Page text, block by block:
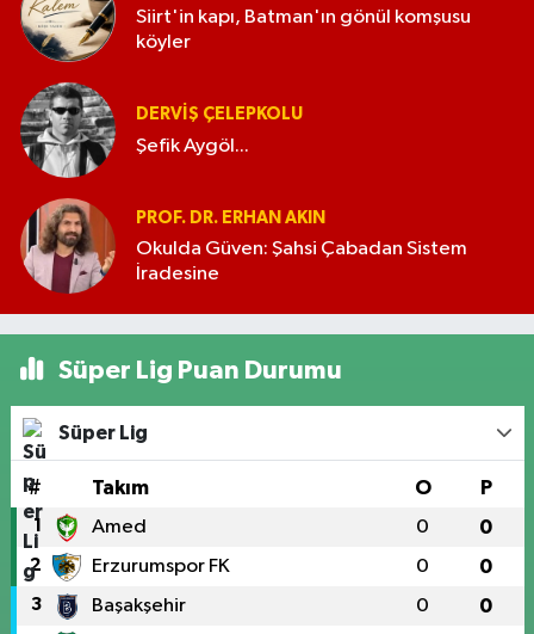
Siirt'in kapı, Batman'ın gönül komşusu
köyler
DERVIŞ ÇELEPKOLU
Şefik Aygöl...
PROF. DR. ERHAN AKIN
Okulda Güven: Şahsi Çabadan Sistem
İradesine
Süper Lig Puan Durumu
Süper Lig
# Takım O P
1 Amed 0 0
2 Erzurumspor FK 0 0
3 Başakşehir 0 0